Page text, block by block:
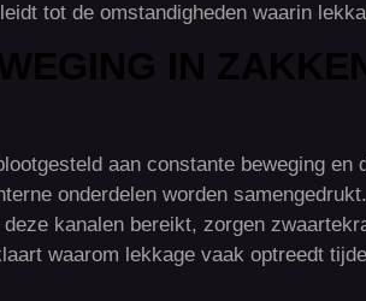
tot de omstandigheden waarin
aan constante beweging en
onderdelen worden
kanalen bereikt, zorgen
waarom lekkage vaak optreedt